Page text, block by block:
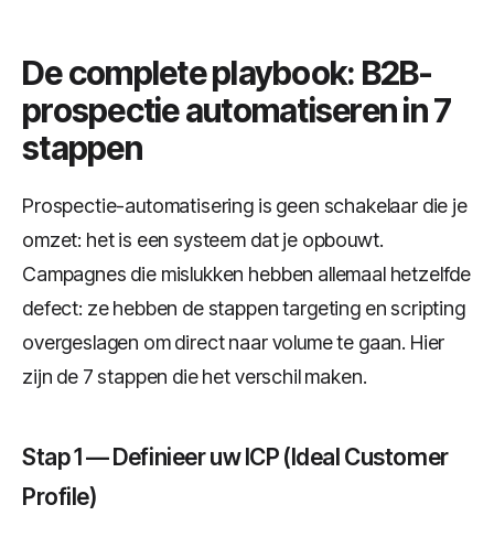
De complete playbook: B2B-
prospectie automatiseren in 7
stappen
Prospectie-automatisering is geen schakelaar die je
omzet: het is een systeem dat je opbouwt.
Campagnes die mislukken hebben allemaal hetzelfde
defect: ze hebben de stappen targeting en scripting
overgeslagen om direct naar volume te gaan. Hier
zijn de 7 stappen die het verschil maken.
Stap 1 — Definieer uw ICP (Ideal Customer
Profile)